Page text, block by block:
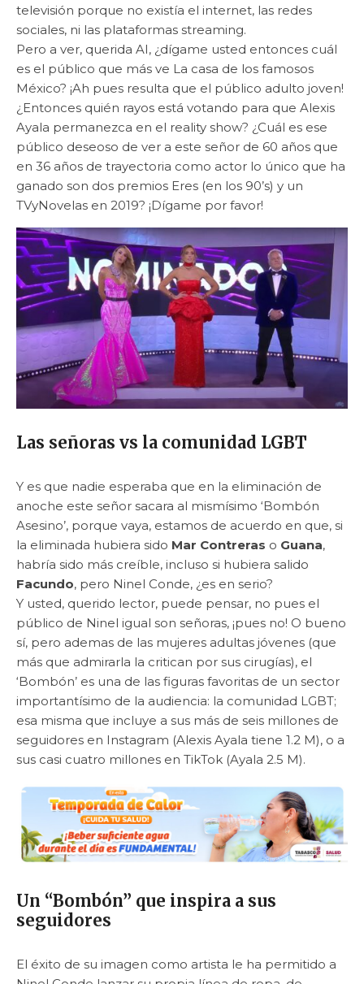
televisión porque no existía el internet, las redes
sociales, ni las plataformas streaming.
Pero a ver, querida AI, ¿dígame usted entonces cuál
es el público que más ve La casa de los famosos
México? ¡Ah pues resulta que el público adulto joven!
¿Entonces quién rayos está votando para que Alexis
Ayala permanezca en el reality show? ¿Cuál es ese
público deseoso de ver a este señor de 60 años que
en 36 años de trayectoria como actor lo único que ha
ganado son dos premios Eres (en los 90’s) y un
TVyNovelas en 2019? ¡Dígame por favor!
Las señoras vs la comunidad LGBT
Y es que nadie esperaba que en la eliminación de
anoche este señor sacara al mismísimo ‘Bombón
Asesino’, porque vaya, estamos de acuerdo en que, si
la eliminada hubiera sido Mar Contreras o Guana,
habría sido más creíble, incluso si hubiera salido
Facundo, pero Ninel Conde, ¿es en serio?
Y usted, querido lector, puede pensar, no pues el
público de Ninel igual son señoras, ¡pues no! O bueno
sí, pero ademas de las mujeres adultas jóvenes (que
más que admirarla la critican por sus cirugías), el
‘Bombón’ es una de las figuras favoritas de un sector
importantísimo de la audiencia: la comunidad LGBT;
esa misma que incluye a sus más de seis millones de
seguidores en Instagram (Alexis Ayala tiene 1.2 M), o a
sus casi cuatro millones en TikTok (Ayala 2.5 M).
Un “Bombón” que inspira a sus
seguidores
El éxito de su imagen como artista le ha permitido a